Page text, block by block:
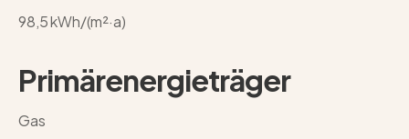
98,5 kWh/(m²·a)
Primärenergieträger
Gas